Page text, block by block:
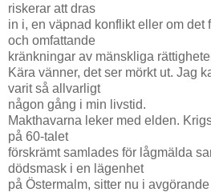
riskerar att dras
in i, en väpnad konflikt eller om det
och omfattande
kränkningar av mänskliga
Kära vänner, det ser mörkt ut. Jag
varit så allvarligt
någon gång i min livstid.
Makthavarna leker med elden.
på 60-talet
förskrämt samlades för lågmälda
dödsmask i en lägenhet
på Östermalm, sitter nu i